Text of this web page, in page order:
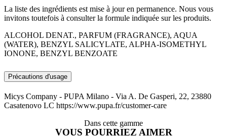
La liste des ingrédients est mise à jour en permanence. Nous vous
invitons toutefois à consulter la formule indiquée sur les produits.
ALCOHOL DENAT., PARFUM (FRAGRANCE), AQUA
(WATER), BENZYL SALICYLATE, ALPHA-ISOMETHYL
IONONE, BENZYL BENZOATE
Précautions d'usage
Micys Company - PUPA Milano - Via A. De Gasperi, 22, 23880
Casatenovo LC https://www.pupa.fr/customer-care
Dans cette gamme
VOUS POURRIEZ AIMER